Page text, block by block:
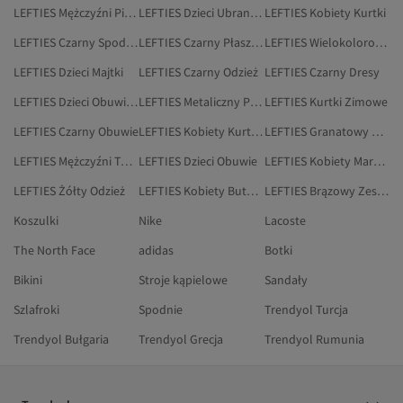
LEFTIES Mężczyźni Piżamy
LEFTIES Dzieci Ubranka Dla Niemowląt LEFTIES Kobiety Kurtki
LEFTIES Czarny Spodnie Dresowe
LEFTIES Czarny Płaszcze I Kurtki
LEFTIES Wielokolorowy Marynarki I Kamizelki
LEFTIES Dzieci Majtki
LEFTIES Czarny Odzież LEFTIES Czarny Dresy
LEFTIES Dzieci Obuwie Biurowe
LEFTIES Metaliczny Płaszcze I Trencze LEFTIES Kurtki Zimowe
LEFTIES Czarny Obuwie
LEFTIES Kobiety Kurtki Zimowe
LEFTIES Granatowy Płaszcze I Kurtki
LEFTIES Mężczyźni Torby I Torebki LEFTIES Dzieci Obuwie
LEFTIES Kobiety Marynarki I Kamizelki
LEFTIES Żółty Odzież
LEFTIES Kobiety Buty Na Koturnie
LEFTIES Brązowy Zestawy Dwuczęściowe
Koszulki
Nike
Lacoste
The North Face
adidas
Botki
Bikini
Stroje kąpielowe
Sandały
Szlafroki
Spodnie
Trendyol Turcja
Trendyol Bułgaria
Trendyol Grecja Trendyol Rumunia